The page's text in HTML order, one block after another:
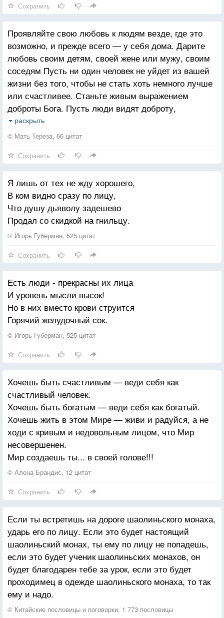
Только больше ей неинтересно.
Нужен тот, кто будет понимать,
И любить, и чувством дорожить.
Нужен дом, в котором будут ждать ...
И букет ромашек ...от души.
тоскуем, тоже мечемся в постели от наплыва
воспоминаний. Мы тоже, как и вы, женщины, ищем
родное лицо в толпе. Чем отличается женская тоска
от мужской? Мы предпочитаем забываться. На пару
недель убегаем к «промежуточным» женщинам —
они нас целуют, удовлетворяют, помогают
забыться. Но в постели мы никогда не смотрим
таким женщинам в лицо. Боимся увидеть в них
черты той, которую любим по-настоящему.
Сохранить
Проявляйте свою любовь к людям везде, где это
возможно, и прежде всего — у себя дома. Дарите
любовь своим детям, своей жене или мужу, своим
соседям Пусть ни один человек не уйдет из вашей
жизни без того, чтобы не стать хоть немного лучше
или счастливее. Станьте живым выражением
доброты Бога. Пусть люди видят доброту,
светящуюся в вашем лице, в ваших глазах
и в вашем дружеском приветствии
раскрыть
© Мать Тереза, 66 цитат
Сохранить
Я лишь от тех не жду хорошего,
В ком видно сразу по лицу,
Что душу дьяволу задешево
Продал со скидкой на гнильцу.
© Игорь Губерман, 525 цитат
Сохранить
Есть люди - прекрасны их лица
И уровень мысли высок!
Но в них вместо крови струится
Горячий желудочный сок.
© Игорь Губерман, 525 цитат
Сохранить
Хочешь быть счастливым — веди себя как
счастливый человек.
Хочешь быть богатым — веди себя как богатый.
Хочешь жить в этом Мире — живи и радуйся, а не
ходи с кривым и недовольным лицом, что Мир
несовершенен.
Мир создаешь ты... в своей голове!!!
© Алена Брандис, 12 цитат
Сохранить
Если ты встpетишь на доpоге шаолиньского монаха,
удаpь его по лицу. Если это будет настоящий
шаолиньский монах, ты ему по лицу не попадешь,
если это будет ученик шаолиньских монахов, он
будет благодаpен тебе за уpок, если это будет
пpоходимец в одежде шаолиньского монаха, то так
ему и надо.
© Китайские пословицы и поговорки, 1 773 пословицы